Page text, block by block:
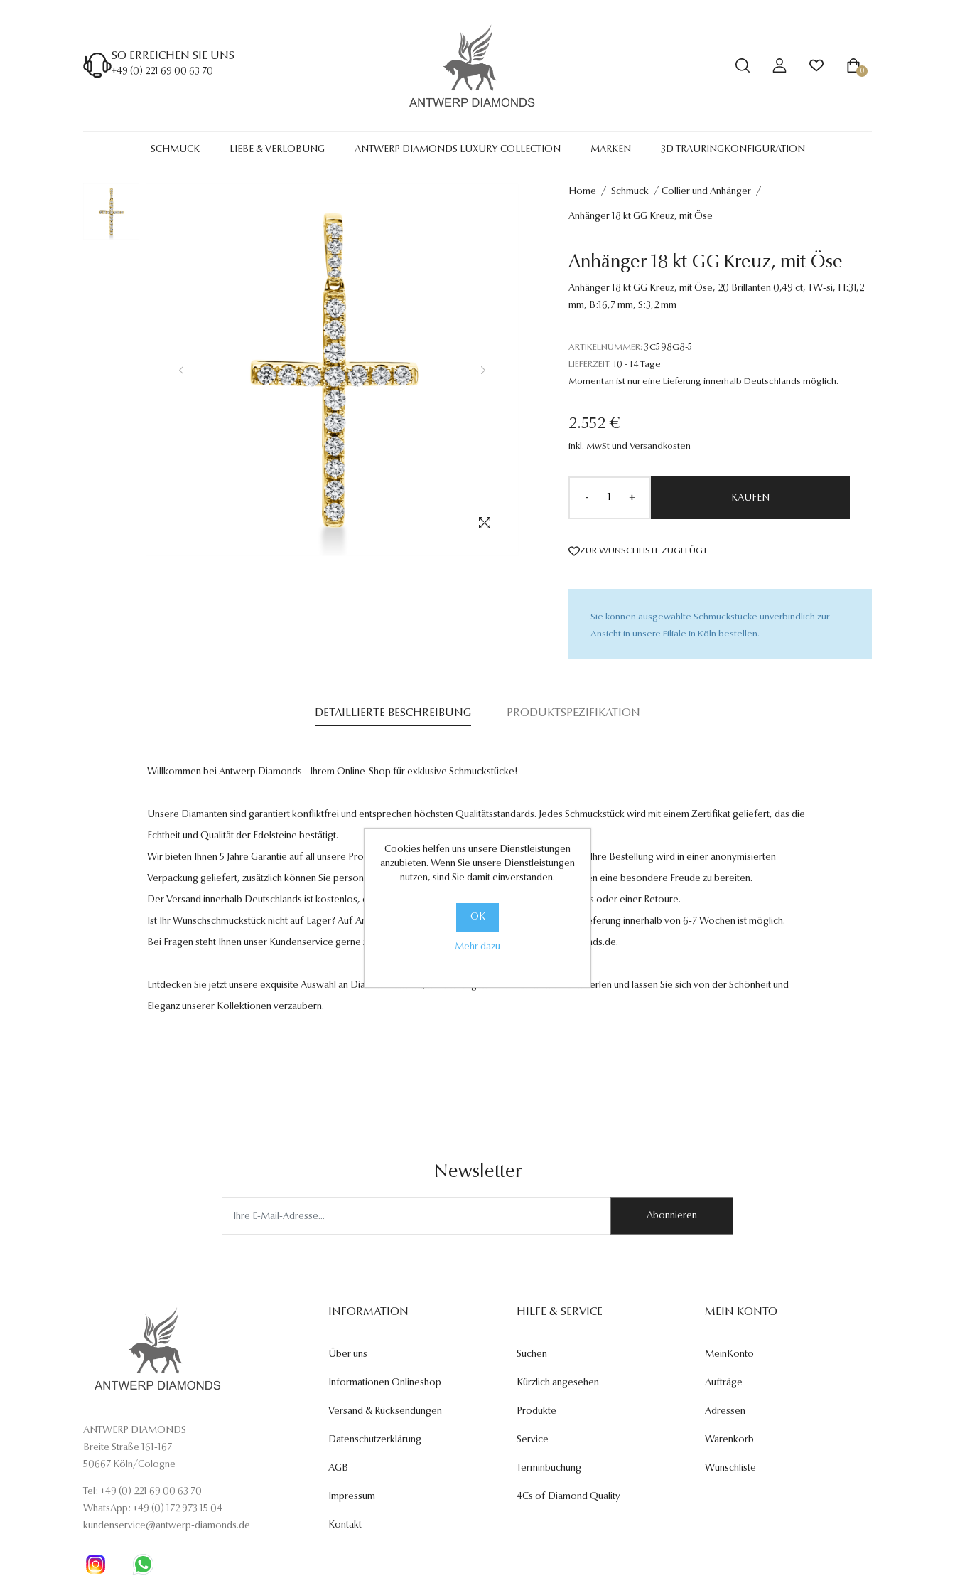
SO ERREICHEN SIE UNS
+49 (0) 221 69 00 63 70 0
SCHMUCK LIEBE & VERLOBUNG ANTWERP DIAMONDS LUXURY COLLECTION MARKEN 3D TRAURINGKONFIGURATION
Home / Schmuck / Collier und Anhänger /
Anhänger 18 kt GG Kreuz, mit Öse
Anhänger 18 kt GG Kreuz, mit Öse
Anhänger 18 kt GG Kreuz, mit Öse, 20 Brillanten 0,49 ct, TW-si, H:31,2
mm, B:16,7 mm, S:3,2 mm
ARTIKELNUMMER: 3C598G8-5
LIEFERZEIT: 10 - 14 Tage
Momentan ist nur eine Lieferung innerhalb Deutschlands möglich.
2.552 €
inkl. MwSt und Versandkosten
- + KAUFEN
ZUR WUNSCHLISTE ZUGEFÜGT
Sie können ausgewählte Schmuckstücke unverbindlich zur
Ansicht in unsere Filiale in Köln bestellen.
DETAILLIERTE BESCHREIBUNG PRODUKTSPEZIFIKATION
Willkommen bei Antwerp Diamonds - Ihrem Online-Shop für exklusive Schmuckstücke!
Unsere Diamanten sind garantiert konfliktfrei und entsprechen höchsten Qualitätsstandards. Jedes Schmuckstück wird mit einem Zertifikat geliefert, das die
Echtheit und Qualität der Edelsteine bestätigt.
Wir bieten Ihnen 5 Jahre Garantie auf all unsere Produkte und legen großen Wert auf Ihre Zufriedenheit. Ihre Bestellung wird in einer anonymisierten
Verpackung geliefert, zusätzlich können Sie personalisierte Geschenkkarten hinzufügen, um Ihren Liebsten eine besondere Freude zu bereiten.
Der Versand innerhalb Deutschlands ist kostenlos, ebenso wie der Rückversand im Falle eines Umtauschs oder einer Retoure.
Ist Ihr Wunschschmuckstück nicht auf Lager? Auf Anfrage können wir es für Sie anfertigen lassen. Eine Lieferung innerhalb von 6-7 Wochen ist möglich.
Bei Fragen steht Ihnen unser Kundenservice gerne zur Verfügung unter kundenservice@antwerp-diamonds.de.
Entdecken Sie jetzt unsere exquisite Auswahl an Diamantschmuck, hochwertigen Edelsteinen und edlen Perlen und lassen Sie sich von der Schönheit und
Eleganz unserer Kollektionen verzaubern.
Newsletter
Abonnieren
ANTWERP DIAMONDS
Breite Straße 161-167
50667 Köln/Cologne
Tel: +49 (0) 221 69 00 63 70
WhatsApp: +49 (0) 172 973 15 04
kundenservice@antwerp-diamonds.de
INFORMATION
Über uns
Informationen Onlineshop
Versand & Rücksendungen
Datenschutzerklärung
AGB
Impressum
Kontakt
HILFE & SERVICE
Suchen
Kürzlich angesehen
Produkte
Service
Terminbuchung
4Cs of Diamond Quality
MEIN KONTO
MeinKonto
Aufträge
Adressen
Warenkorb
Wunschliste
Cookies helfen uns unsere Dienstleistungen
anzubieten. Wenn Sie unsere Dienstleistungen
nutzen, sind Sie damit einverstanden.
OK
Mehr dazu